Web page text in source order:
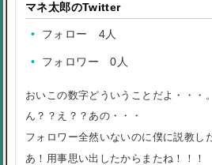
マネ太郎のTwitter
フォロー 4人
フォロワー 0人
おいこの数字どういうことだよ・・・。
ん？？え？？あの・・・
フォロワー全然いないのに僕に説教し
あ！用事思い出したからまたね！！！